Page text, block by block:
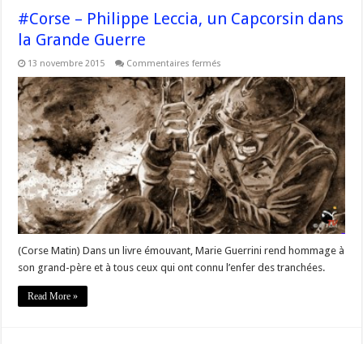
#Corse – Philippe Leccia, un Capcorsin dans
la Grande Guerre
13 novembre 2015 Commentaires fermés
–
Philippe
Leccia,
un
Capcorsin
dans
la
Grande
Guerre
(Corse Matin) Dans un livre émouvant, Marie Guerrini rend hommage à
son grand-père et à tous ceux qui ont connu l’enfer des tranchées.
Read More »